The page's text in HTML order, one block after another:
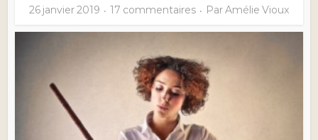
26 janvier 2019 17 commentaires ParAmélie Vioux